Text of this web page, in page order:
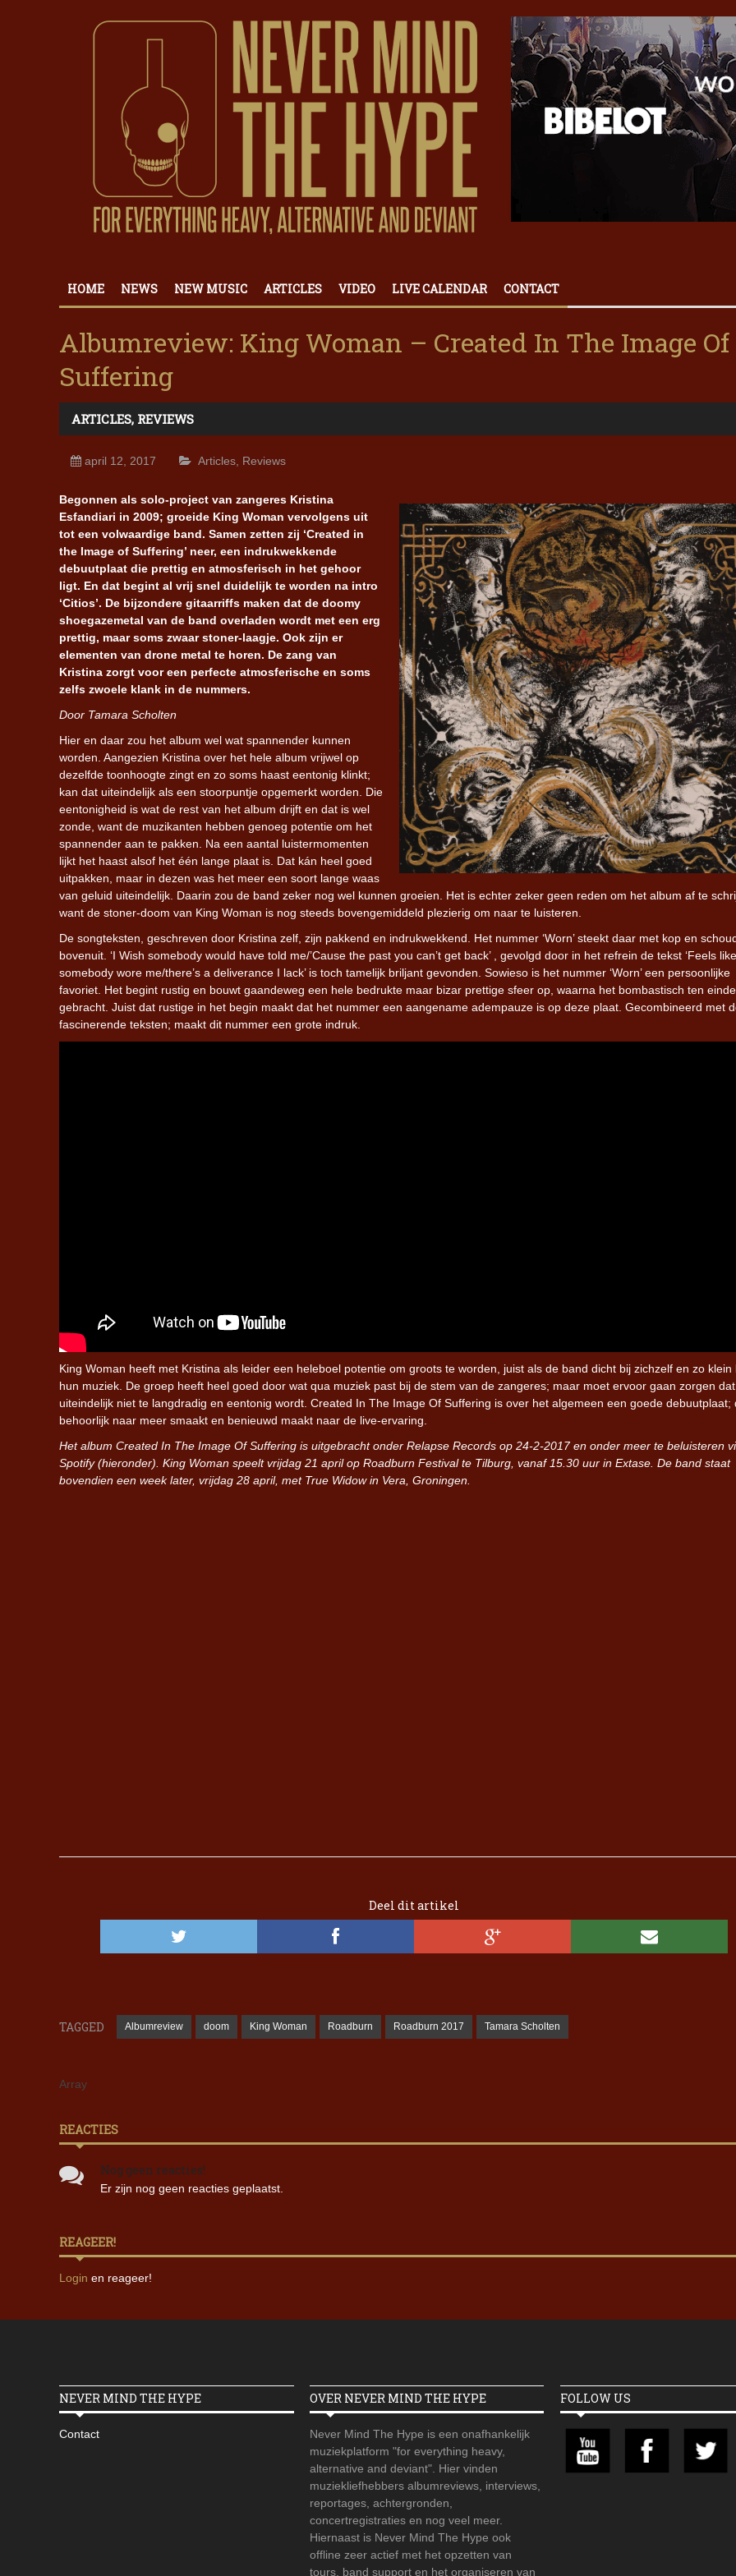
HOME NEWS NEW MUSIC ARTICLES VIDEO LIVE CALENDAR CONTACT
Albumreview: King Woman – Created In The Image Of
Suffering
ARTICLES, REVIEWS
april 12, 2017 Articles Reviews
Begonnen als solo-project van zangeres Kristina
Esfandiari in 2009; groeide King Woman vervolgens uit
tot een volwaardige band. Samen zetten zij ‘Created in
the Image of Suffering’ neer, een indrukwekkende
debuutplaat die prettig en atmosferisch in het gehoor
ligt. En dat begint al vrij snel duidelijk te worden na intro
‘Citios’. De bijzondere gitaarriffs maken dat de doomy
shoegazemetal van de band overladen wordt met een erg
prettig, maar soms zwaar stoner-laagje. Ook zijn er
elementen van drone metal te horen. De zang van
Kristina zorgt voor een perfecte atmosferische en soms
zelfs zwoele klank in de nummers.
Door Tamara Scholten
Hier en daar zou het album wel wat spannender kunnen
worden. Aangezien Kristina over het hele album vrijwel op
dezelfde toonhoogte zingt en zo soms haast eentonig klinkt;
kan dat uiteindelijk als een stoorpuntje opgemerkt worden. Die
eentonigheid is wat de rest van het album drijft en dat is wel
zonde, want de muzikanten hebben genoeg potentie om het
spannender aan te pakken. Na een aantal luistermomenten
lijkt het haast alsof het één lange plaat is. Dat kán heel goed
uitpakken, maar in dezen was het meer een soort lange waas
van geluid uiteindelijk. Daarin zou de band zeker nog wel kunnen groeien. Het is echter zeker geen reden om het album af te
want de stoner-doom van King Woman is nog steeds bovengemiddeld plezierig om naar te luisteren.
De songteksten, geschreven door Kristina zelf, zijn pakkend en indrukwekkend. Het nummer ‘Worn’ steekt daar met kop en
bovenuit. ‘I Wish somebody would have told me/’Cause the past you can’t get back’ , gevolgd door in het refrein de tekst ‘Feels like
somebody wore me/there’s a deliverance I lack’ is toch tamelijk briljant gevonden. Sowieso is het nummer ‘Worn’ een persoonlijke
favoriet. Het begint rustig en bouwt gaandeweg een hele bedrukte maar bizar prettige sfeer op, waarna het bombastisch ten
gebracht. Juist dat rustige in het begin maakt dat het nummer een aangename adempauze is op deze plaat. Gecombineerd met
fascinerende teksten; maakt dit nummer een grote indruk.
King Woman heeft met Kristina als leider een heleboel potentie om groots te worden, juist als de band dicht bij zichzelf en zo klein
hun muziek. De groep heeft heel goed door wat qua muziek past bij de stem van de zangeres; maar moet ervoor gaan zorgen
uiteindelijk niet te langdradig en eentonig wordt. Created In The Image Of Suffering is over het algemeen een goede debuutplaat;
behoorlijk naar meer smaakt en benieuwd maakt naar de live-ervaring.
Het album Created In The Image Of Suffering is uitgebracht onder Relapse Records op 24-2-2017 en onder meer te beluisteren
Spotify (hieronder). King Woman speelt vrijdag 21 april op Roadburn Festival te Tilburg, vanaf 15.30 uur in Extase. De band staat
bovendien een week later, vrijdag 28 april, met True Widow in Vera, Groningen.
Deel dit artikel
TAGGED Albumreview doom King Woman Roadburn Roadburn 2017 Tamara Scholten
Array
REACTIES
Nog geen reacties!
Er zijn nog geen reacties geplaatst.
REAGEER!
Login en reageer!
NEVER MIND THE HYPE
Contact
OVER NEVER MIND THE HYPE
Never Mind The Hype is een onafhankelijk
muziekplatform "for everything heavy,
alternative and deviant". Hier vinden
muziekliefhebbers albumreviews, interviews,
reportages, achtergronden,
concertregistraties en nog veel meer.
Hiernaast is Never Mind The Hype ook
offline zeer actief met het opzetten van
tours, band support en het organiseren van
FOLLOW US